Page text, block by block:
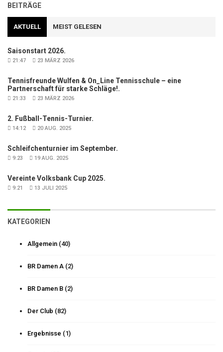
BEITRÄGE
AKTUELL MEIST GELESEN
Saisonstart 2026.
21:47 23 MÄRZ 2026
Tennisfreunde Wulfen & On_Line Tennisschule – eine
Partnerschaft für starke Schläge!.
21:33 23 MÄRZ 2026
2. Fußball-Tennis-Turnier.
14:12 20 AUG. 2025
Schleifchenturnier im September.
9:23 19 AUG. 2025
Vereinte Volksbank Cup 2025.
9:21 13 JULI 2025
KATEGORIEN
Allgemein (40)
BR Damen A (2)
BR Damen B (2)
Der Club (82)
Ergebnisse (1)